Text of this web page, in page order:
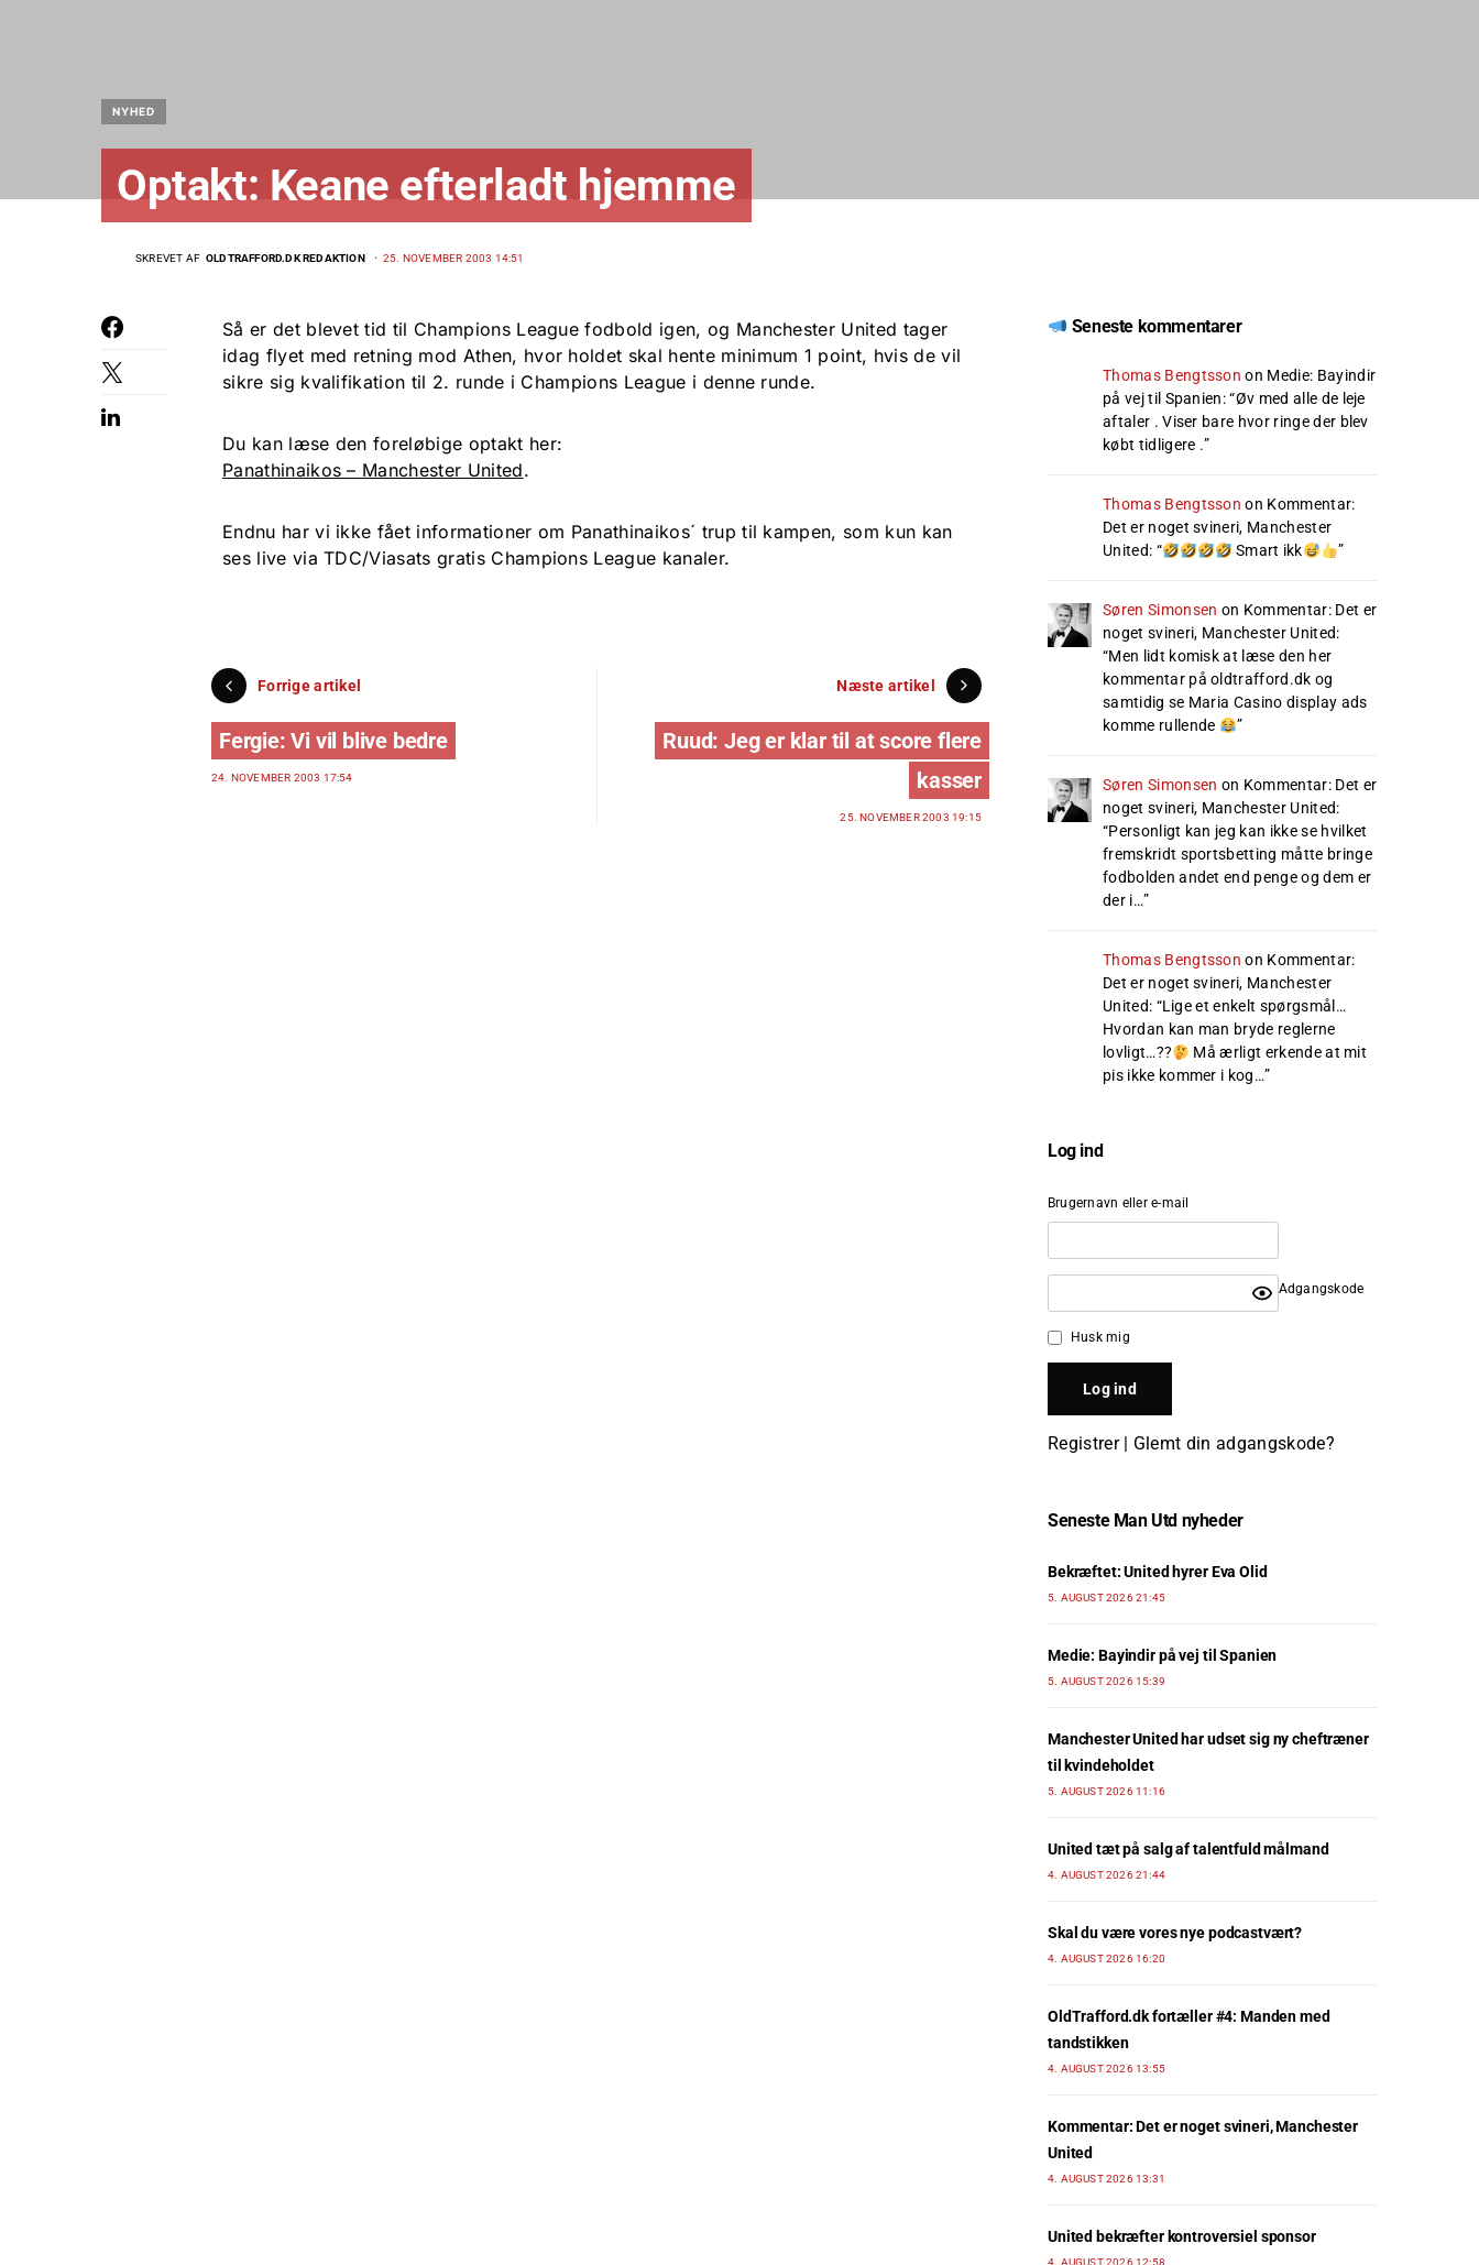
NYHED
Optakt: Keane efterladt hjemme
SKREVET AF OLDTRAFFORD.DK REDAKTION 25. NOVEMBER 2003 14:51
Så er det blevet tid til Champions League fodbold igen, og Manchester United tager
idag flyet med retning mod Athen, hvor holdet skal hente minimum 1 point, hvis de vil
sikre sig kvalifikation til 2. runde i Champions League i denne runde.
Du kan læse den foreløbige optakt her:
Panathinaikos – Manchester United.
Endnu har vi ikke fået informationer om Panathinaikos´ trup til kampen, som kun kan
ses live via TDC/Viasats gratis Champions League kanaler.
Forrige artikel
Fergie: Vi vil blive bedre
24. NOVEMBER 2003 17:54
Næste artikel
Ruud: Jeg er klar til at score flere
kasser
25. NOVEMBER 2003 19:15
Seneste kommentarer
Thomas Bengtsson on Medie: Bayindir
på vej til Spanien: “Øv med alle de leje
aftaler . Viser bare hvor ringe der blev
købt tidligere .”
Thomas Bengtsson on Kommentar:
Det er noget svineri, Manchester
United: “ Smart ikk ”
Søren Simonsen on Kommentar: Det er
noget svineri, Manchester United:
“Men lidt komisk at læse den her
kommentar på oldtrafford.dk og
samtidig se Maria Casino display ads
komme rullende
”
Søren Simonsen on Kommentar: Det er
noget svineri, Manchester United:
“Personligt kan jeg kan ikke se hvilket
fremskridt sportsbetting måtte bringe
fodbolden andet end penge og dem er
der i…”
Thomas Bengtsson on Kommentar:
Det er noget svineri, Manchester
United: “Lige et enkelt spørgsmål…
Hvordan kan man bryde reglerne
lovligt…??
Må ærligt erkende at mit
pis ikke kommer i kog…”
Log ind
Brugernavn eller e-mail
Adgangskode
Husk mig
Registrer| Glemt din adgangskode?
Seneste Man Utd nyheder
Bekræftet: United hyrer Eva Olid
5. AUGUST 2026 21:45
Medie: Bayindir på vej til Spanien
5. AUGUST 2026 15:39
Manchester United har udset sig ny cheftræner
til kvindeholdet
5. AUGUST 2026 11:16
United tæt på salg af talentfuld målmand
4. AUGUST 2026 21:44
Skal du være vores nye podcastvært?
4. AUGUST 2026 16:20
OldTrafford.dk fortæller #4: Manden med
tandstikken
4. AUGUST 2026 13:55
Kommentar: Det er noget svineri, Manchester
United
4. AUGUST 2026 13:31
United bekræfter kontroversiel sponsor
4. AUGUST 2026 12:58